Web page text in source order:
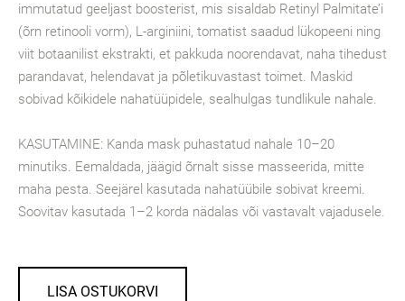
immutatud geeljast boosterist, mis sisaldab Retinyl Palmitate’i
(õrn retinooli vorm), L-arginiini, tomatist saadud lükopeeni ning
viit botaanilist ekstrakti, et pakkuda noorendavat, naha tihedust
parandavat, helendavat ja põletikuvastast toimet. Maskid
sobivad kõikidele nahatüüpidele, sealhulgas tundlikule nahale.
KASUTAMINE: Kanda mask puhastatud nahale 10–20
minutiks. Eemaldada, jäägid õrnalt sisse masseerida, mitte
maha pesta. Seejärel kasutada nahatüübile sobivat kreemi.
Soovitav kasutada 1–2 korda nädalas või vastavalt vajadusele.
LISA OSTUKORVI